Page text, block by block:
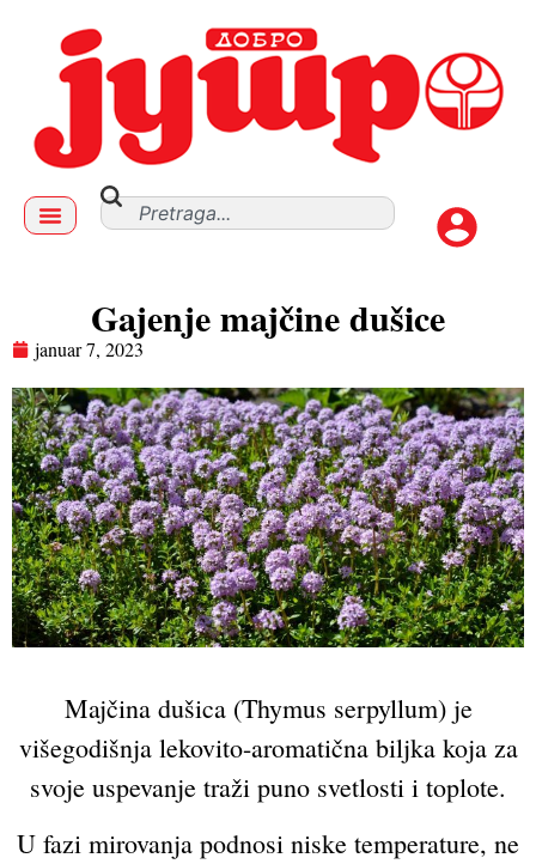
Gajenje majčine dušice
januar 7, 2023
Majčina dušica (Thymus serpyllum) je
višegodišnja lekovito-aromatična biljka koja za
svoje uspevanje traži puno svetlosti i toplote.
U fazi mirovanja podnosi niske temperature, ne